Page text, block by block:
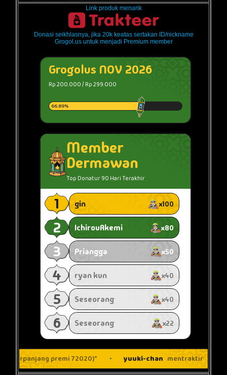
Link produk menarik
Donasi seikhlasnya, jika 20k keatas sertakan ID/nickname
Grogol.us untuk menjadi Premium member